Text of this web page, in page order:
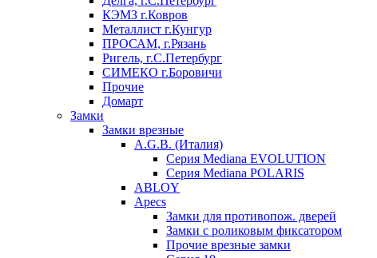
КЭМЗ г.Ковров
Металлист г.Кунгур
ПРОСАМ, г.Рязань
Ригель, г.С.Петербург
СИМЕКО г.Боровичи
Прочие
Домарт
Замки
Замки врезные
A.G.B. (Италия)
Серия Mediana EVOLUTION
Серия Mediana POLARIS
ABLOY
Apecs
Замки для противопож. дверей
Замки с роликовым фиксатором
Прочие врезные замки